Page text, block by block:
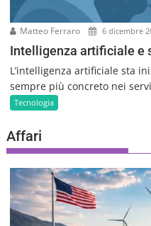
Matteo Ferraro 6 dicembre
Intelligenza artificiale e
L’intelligenza artificiale sta
sempre più concreto nei
Tecnologia
Affari